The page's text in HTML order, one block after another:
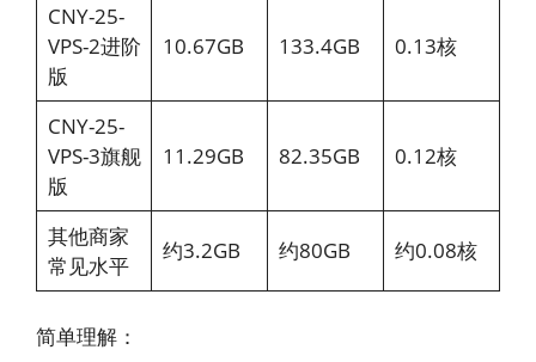
CNY-25-
VPS-2进阶
版
10.67GB 133.4GB 0.13核
CNY-25-
VPS-3旗舰
版
11.29GB 82.35GB 0.12核
其他商家
常见水平
约3.2GB 约80GB 约0.08核
简单理解：